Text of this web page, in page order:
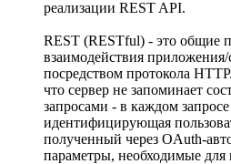
реализации REST API.
REST (RESTful) - это общие
взаимодействия приложения/
посредством протокола
что сервер не запоминает
запросами - в каждом
идентифицирующая
полученный через OAuth-
параметры, необходимые